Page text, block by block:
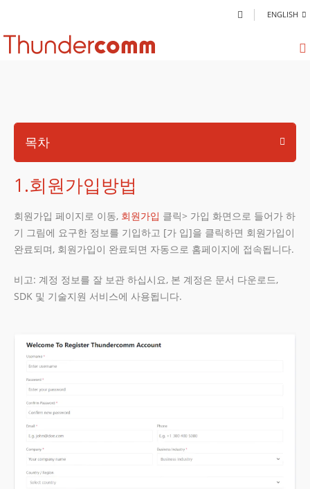
ENGLISH
목차
1.회원가입방법
회원가입 페이지로 이동, 회원가입 클릭> 가입 화면으로 들어가 하
기 그림에 요구한 정보를 기입하고 [가 입]을 클릭하면 회원가입이
완료되며, 회원가입이 완료되면 자동으로 홈페이지에 접속됩니다.
비고: 계정 정보를 잘 보관 하십시요, 본 계정은 문서 다운로드,
SDK 및 기술지원 서비스에 사용됩니다.